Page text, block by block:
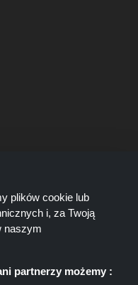
plików cookie lub
i, za Twoją
naszym
partnerzy możemy :